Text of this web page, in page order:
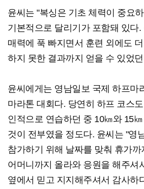
윤씨는 "복싱은 기초 체력이 중요
기본적으로 달리기가 포함돼 있다
매력에 푹 빠지면서 훈련 외에도
하지 못한 결과까지 얻을 수 있었
윤씨에게는 영남일보 국제 하프마
마라톤 대회다. 당연히 하프 코스
인적으로 연습하던 중 10㎞와 15
것이 전부였을 정도다. 윤씨는 "영
참가하기 위해 날짜를 맞춰 휴가까
어머니까지 올라와 응원을 해주셔
옆에서 믿고 지지해주셔서 감사하